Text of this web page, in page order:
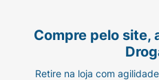
Compre pelo site,
Retire na loja com